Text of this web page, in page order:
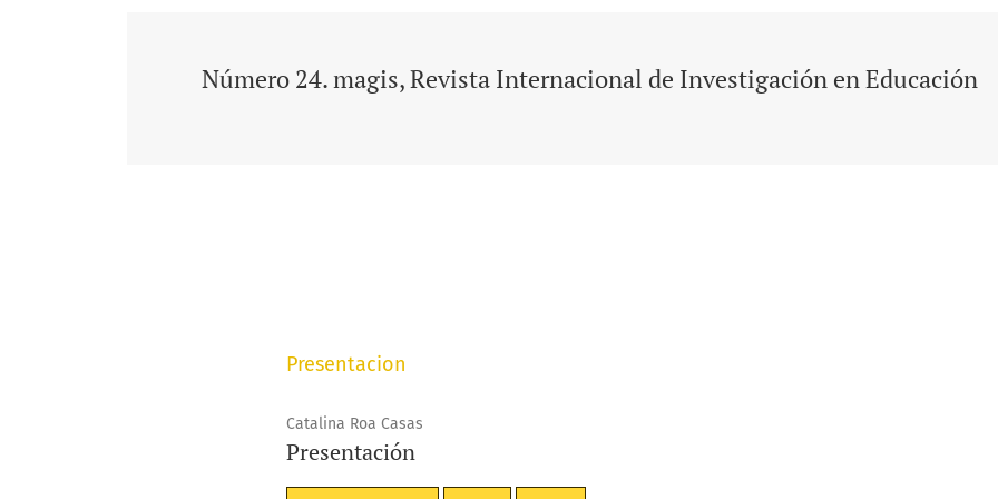
Número 24. magis, Revista Internacional de Investigación en Educación
Presentacion
Catalina Roa Casas
Presentación